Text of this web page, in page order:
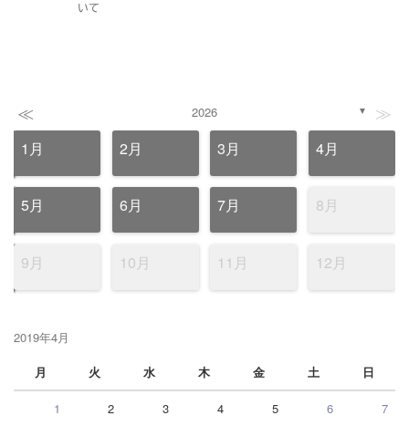
いて
≪ 2026 ▼ ≫
1月 2月 3月 4月
5月 6月 7月 8月
9月 10月 11月 12月
2019年4月
月
火 水 木 金 土 日
1 2 3 4 5 6 7